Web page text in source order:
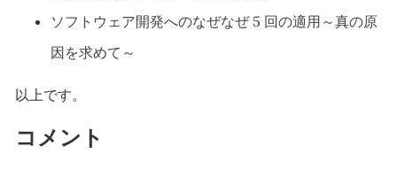
ソフトウェア開発へのなぜなぜ 5 回の適用～真の原
因を求めて～
以上です。
コメント